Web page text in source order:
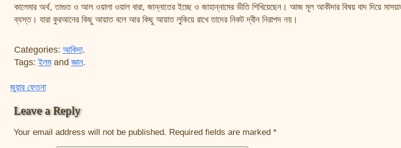
কালেমার অর্থ, তাগুত ও আল ওয়ালা ওয়াল বারা, জান্নাতের ইচ্ছে ও জাহান্নামের ভীতি শিখিয়েছেন। আজ মূল আকীদার বিষয় বাদ দিয়ে
ব্যস্ত। যারা কুরআনের কিছু আয়াত বলে আর কিছু আয়াত লুকিয়ে রাখে তাদের নিকট দ্বীন নিরাপদ নয়।
Categories: আকিদা.
Tags: ইলমandজ্ঞান.
Post navigation
জুয়ার ফেতনা
Leave a Reply
Your email address will not be published. Required fields are marked *